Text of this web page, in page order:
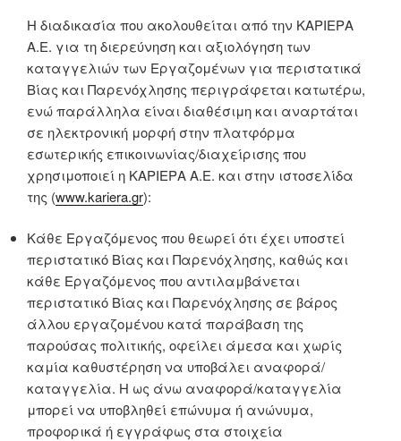
Η διαδικασία που ακολουθείται από την ΚΑΡΙΕΡΑ
Α.Ε. για τη διερεύνηση και αξιολόγηση των
καταγγελιών των Εργαζομένων για περιστατικά
Βίας και Παρενόχλησης περιγράφεται κατωτέρω,
ενώ παράλληλα είναι διαθέσιμη και αναρτάται
σε ηλεκτρονική μορφή στην πλατφόρμα
εσωτερικής επικοινωνίας/διαχείρισης που
χρησιμοποιεί η ΚΑΡΙΕΡΑ Α.Ε. και στην ιστοσελίδα
της (www.kariera.gr):
Κάθε Εργαζόμενος που θεωρεί ότι έχει υποστεί
περιστατικό Βίας και Παρενόχλησης, καθώς και
κάθε Εργαζόμενος που αντιλαμβάνεται
περιστατικό Βίας και Παρενόχλησης σε βάρος
άλλου εργαζομένου κατά παράβαση της
παρούσας πολιτικής, οφείλει άμεσα και χωρίς
καμία καθυστέρηση να υποβάλει αναφορά/
καταγγελία. Η ως άνω αναφορά/καταγγελία
μπορεί να υποβληθεί επώνυμα ή ανώνυμα,
προφορικά ή εγγράφως στα στοιχεία